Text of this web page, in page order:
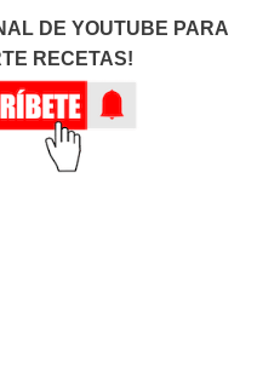
DE YOUTUBE PARA
RECETAS!